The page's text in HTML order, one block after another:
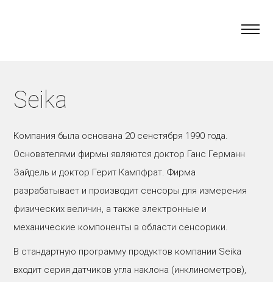
Seika
Компания была основана 20 сенстября 1990 года.
Основателями фирмы являются доктор Ганс Германн
Зайдель и доктор Герит Кампфрат. Фирма
разрабатывает и производит сенсоры для измерения
физических величин, а также электронные и
механические компоненты в области сенсорики.
В стандартную программу продуктов компании Seika
входит серия датчиков угла наклона (инклинометров),